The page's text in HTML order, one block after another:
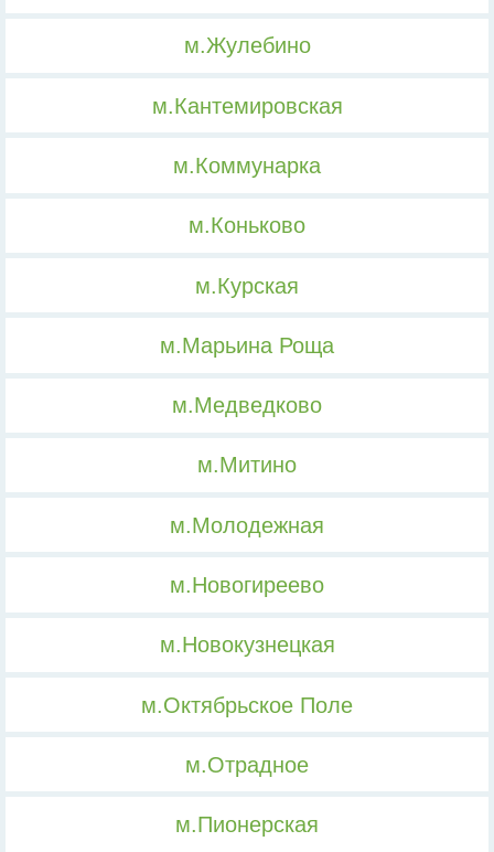
м.Жулебино
м.Кантемировская
м.Коммунарка
м.Коньково
м.Курская
м.Марьина Роща
м.Медведково
м.Митино
м.Молодежная
м.Новогиреево
м.Новокузнецкая
м.Октябрьское Поле
м.Отрадное
м.Пионерская